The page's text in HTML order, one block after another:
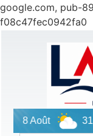
google.com, pub-
f08c47fec0942fa0
8 Août 31°C